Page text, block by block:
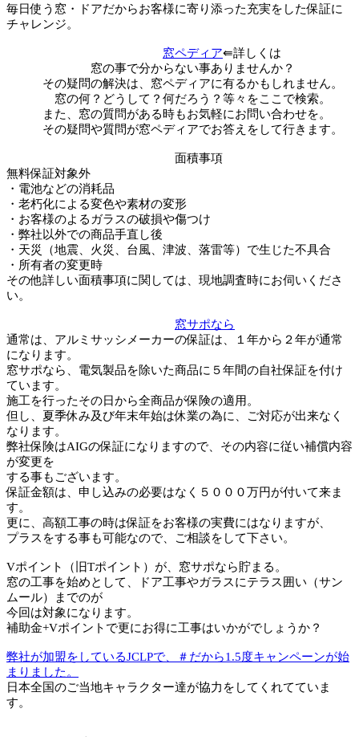
毎日使う窓・ドアだからお客様に寄り添った充実をした保証に
チャレンジ。
窓ペディア⇚詳しくは
窓の事で分からない事ありませんか？
その疑問の解決は、窓ペディアに有るかもしれません。
窓の何？どうして？何だろう？等々をここで検索。
また、窓の質問がある時もお気軽にお問い合わせを。
その疑問や質問が窓ペディアでお答えをして行きます。
面積事項
無料保証対象外
・電池などの消耗品
・老朽化による変色や素材の変形
・お客様のよるガラスの破損や傷つけ
・弊社以外での商品手直し後
・天災（地震、火災、台風、津波、落雷等）で生じた不具合
・所有者の変更時
その他詳しい面積事項に関しては、現地調査時にお伺いくださ
い。
窓サポなら
通常は、アルミサッシメーカーの保証は、１年から２年が通常
になります。
窓サポなら、電気製品を除いた商品に５年間の自社保証を付け
ています。
施工を行ったその日から全商品が保険の適用。
但し、夏季休み及び年末年始は休業の為に、ご対応が出来なく
なります。
弊社保険はAIGの保証になりますので、その内容に従い補償内容
が変更を
する事もございます。
保証金額は、申し込みの必要はなく５０００万円が付いて来ま
す。
更に、高額工事の時は保証をお客様の実費にはなりますが、
プラスをする事も可能なので、ご相談をして下さい。
Vポイント（旧Tポイント）が、窓サポなら貯まる。
窓の工事を始めとして、ドア工事やガラスにテラス囲い（サン
ムール）までのが
今回は対象になります。
補助金+Vポイントで更にお得に工事はいかがでしょうか？
弊社が加盟をしているJCLPで、＃だから1.5度キャンペーンが始
まりました。
日本全国のご当地キャラクター達が協力をしてくれてていま
す。